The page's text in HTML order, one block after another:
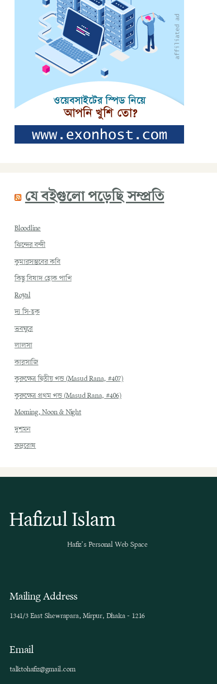
যে বইগুলো পড়েছি সম্প্রতি
Bloodline
ঝিন্দের বন্দী
কুমারসম্ভবের কবি
কিছু বিষাদ হোক পাখি
Royal
দ্য সি-হক
ভবঘুরে
লালসা
কারসাজি
কুরুক্ষেত্র দ্বিতীয় খন্ড (Masud Rana, #407)
কুরুক্ষেত্র প্রথম খন্ড (Masud Rana, #406)
Morning, Noon & Night
দুশমন
রুদ্ররোষ
Hafizul Islam
Hafiz’s Personal Web Space
Mailing Address
1341/3 East Shewrapara, Mirpur, Dhaka - 1216
Email
talktohafiz@gmail.com